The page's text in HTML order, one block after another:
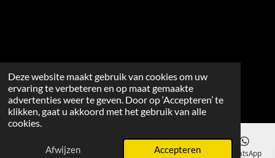
Deze website maakt gebruik van cookies om uw
ervaring te verbeteren en op maat gemaakte
advertenties weer te geven. Door op ‘Accepteren’ te
klikken, gaat u akkoord met het gebruik van alle
cookies.
Afwijzen Accepteren
E-mailadres WhatsApp